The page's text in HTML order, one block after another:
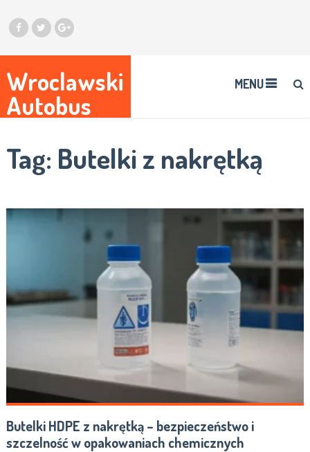
Wroclawski
Autobus
MENU
Tag: Butelki z nakrętką
Butelki HDPE z nakrętką – bezpieczeństwo i
szczelność w opakowaniach chemicznych